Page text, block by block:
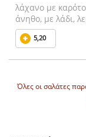
λάχανο με
άνηθο, με λάδι,
5,20
Όλες οι σαλάτες